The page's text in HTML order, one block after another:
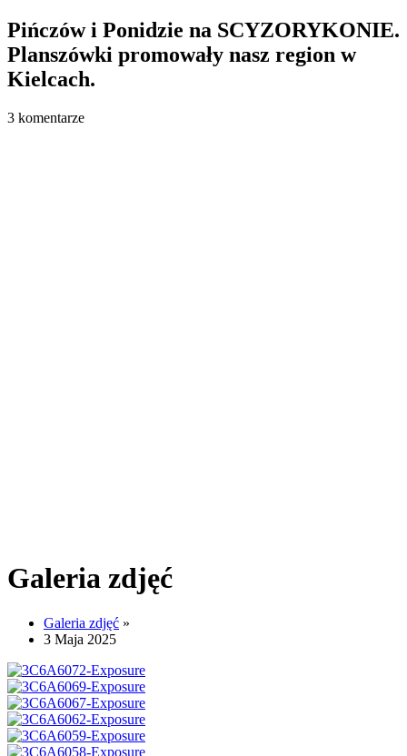
Pińczów i Ponidzie na SCYZORYKONIE.
Planszówki promowały nasz region w
Kielcach.
3 komentarze
Galeria zdjęć
Galeria zdjęć »
3 Maja 2025